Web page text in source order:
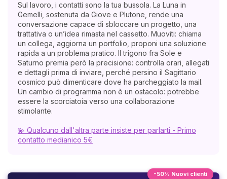
Sul lavoro, i contatti sono la tua bussola. La Luna in
Gemelli, sostenuta da Giove e Plutone, rende una
conversazione capace di sbloccare un progetto, una
trattativa o un’idea rimasta nel cassetto. Muoviti: chiama
un collega, aggiorna un portfolio, proponi una soluzione
rapida a un problema pratico. Il trigono fra Sole e
Saturno premia però la precisione: controlla orari, allegati
e dettagli prima di inviare, perché persino il Sagittario
cosmico può dimenticare dove ha parcheggiato la mail.
Un cambio di programma non è un ostacolo: potrebbe
essere la scorciatoia verso una collaborazione
stimolante.
💫 Qualcuno dall'altra parte insiste per parlarti - Primo
contatto medianico 5€
-50% Nuovi clienti